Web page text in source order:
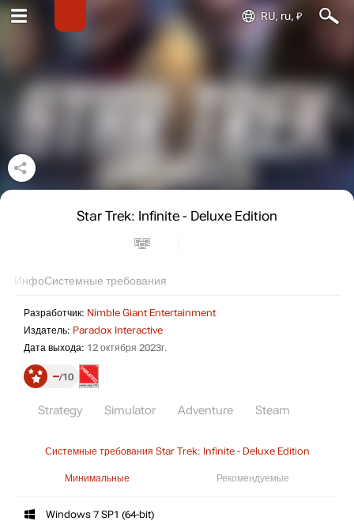
RU, ru, ₽
Star Trek: Infinite - Deluxe Edition
ИнфоСистемные требования
Разработчик: Nimble Giant Entertainment
Издатель: Paradox Interactive
Дата выхода: 12 октября 2023г.
– 10
Strategy Simulator Adventure Steam
Системные требования Star Trek: Infinite - Deluxe Edition
Минимальные Рекомендуемые
Windows 7 SP1 (64-bit)